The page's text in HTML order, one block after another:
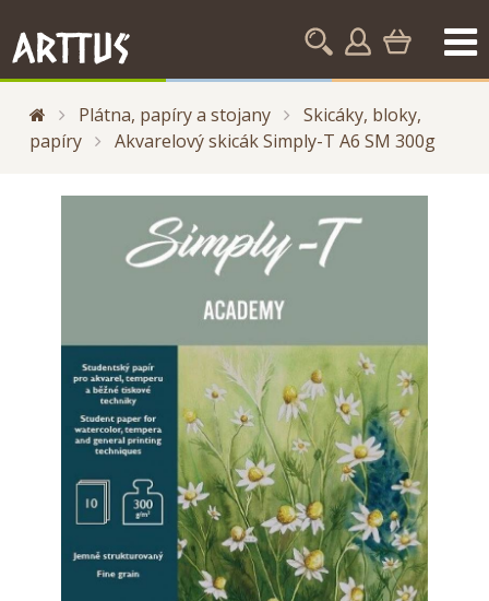
Plátna, papíry a stojany
Skicáky, bloky,
papíry
Akvarelový skicák Simply-T A6 SM 300g